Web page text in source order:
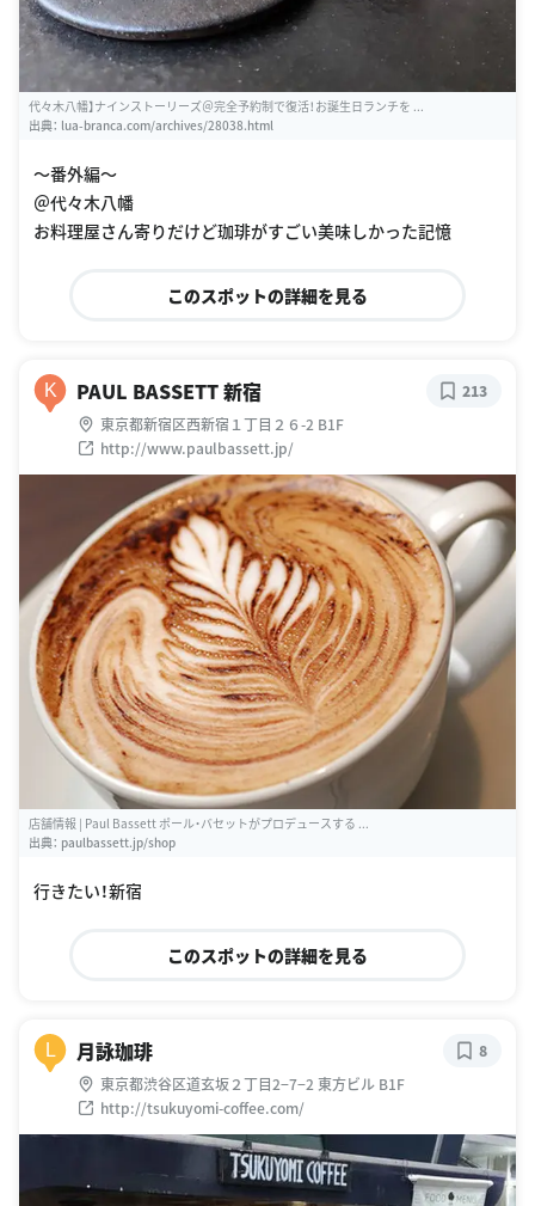
代々木八幡】ナインストーリーズ＠完全予約制で復活！お誕生日ランチを ...
出典： lua-branca.com/archives/28038.html
〜番外編〜
＠代々木八幡
お料理屋さん寄りだけど珈琲がすごい美味しかった記憶
このスポットの詳細を見る
K PAUL BASSETT 新宿
東京都新宿区西新宿１丁目２６-2 B1F
http://www.paulbassett.jp/
213
店舗情報 | Paul Bassett ポール・バセットがプロデュースする ...
出典： paulbassett.jp/shop
行きたい！新宿
このスポットの詳細を見る
L 月詠珈琲
東京都渋谷区道玄坂２丁目2−7−2 東方ビル B1F
http://tsukuyomi-coffee.com/
8